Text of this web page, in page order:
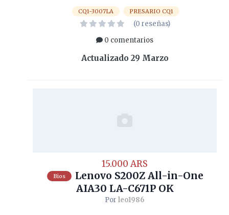
CQ1-3007LA PRESARIO CQ1
(0 reseñas)
0 comentarios
Actualizado 29 Marzo
15.000 ARS
Bios
Lenovo S200Z All-in-One
AIA30 LA-C671P OK
Por leo1986